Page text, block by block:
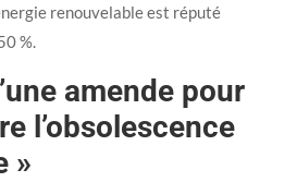
renouvelable est réputé
%.
amende pour
l’obsolescence
»